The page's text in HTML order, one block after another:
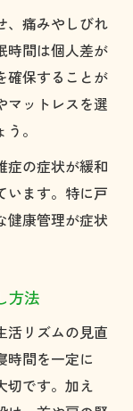
、痛みやしびれ
時間は個人差が
確保することが
マットレスを選
。
症の症状が緩和
います。特に戸
健康管理が症状
方法
活リズムの見直
時間を一定に
切です。加え